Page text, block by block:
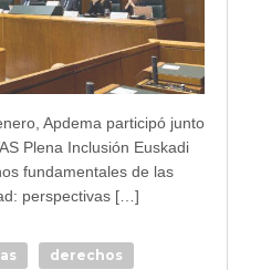
Apdema participó junto
Plena Inclusión Euskadi
fundamentales de las
perspectivas […]
derechos